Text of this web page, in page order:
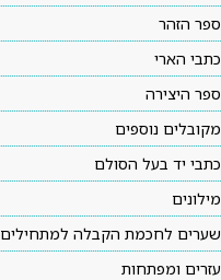
ספר הזהר
כתבי הארי
ספר היצירה
מקובלים נוספים
כתבי יד בעל הסולם
מילונים
שערים לחכמת הקבלה למתחילים
עזרים ומפתחות